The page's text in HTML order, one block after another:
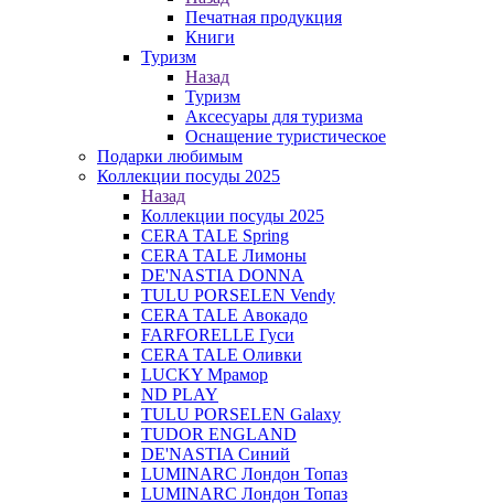
Печатная продукция
Книги
Туризм
Назад
Туризм
Аксесуары для туризма
Оснащение туристическое
Подарки любимым
Коллекции посуды 2025
Назад
Коллекции посуды 2025
CERA TALE Spring
CERA TALE Лимоны
DE'NASTIA DONNA
TULU PORSELEN Vendy
CERA TALE Авокадо
FARFORELLE Гуси
CERA TALE Оливки
LUCKY Мрамор
ND PLAY
TULU PORSELEN Galaxy
TUDOR ENGLAND
DE'NASTIA Синий
LUMINARC Лондон Топаз
LUMINARC Лондон Топаз